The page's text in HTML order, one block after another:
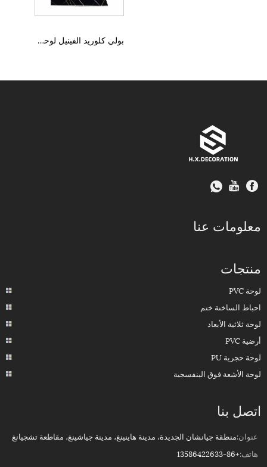
بولي كلوريد الفينيل لوحة صلبة للأشعة فوق البنفسجية
معلومات عنا
منتجات
لوحة PVC
احباط الساخنة ختم
لوحة ثلاثية الأبعاد
أرضية PVC
لوحة حجرية PU
لوحة الأشعة فوق البنفسجية
اتصل بنا
عنوان:منطقة جيانشان الجديدة، مدينة هاينينغ، مدينة جياشينغ، مقاطعة تشجيانغ
هاتف:+86-13586422633